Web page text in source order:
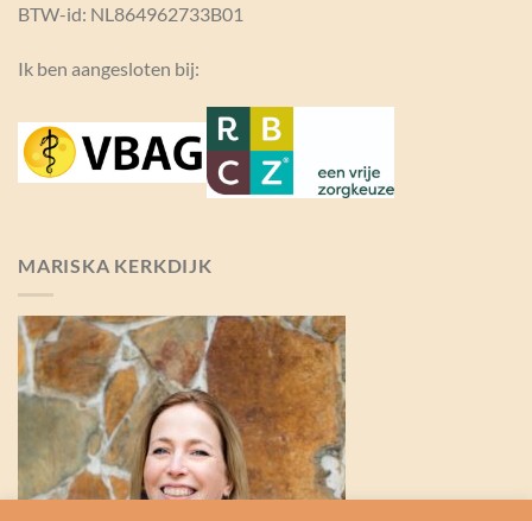
BTW-id: NL864962733B01
Ik ben aangesloten bij:
MARISKA KERKDIJK